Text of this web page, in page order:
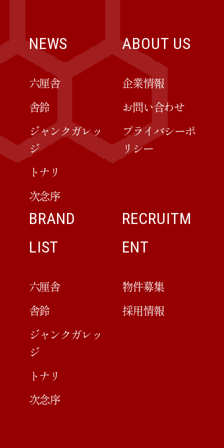
NEWS
六厘舎
舎鈴
ジャンクガレッ
ジ
トナリ
次念序
ABOUT US
企業情報
お問い合わせ
プライバシーポ
リシー
BRAND
LIST
六厘舎
舎鈴
ジャンクガレッ
ジ
トナリ
次念序
RECRUITM
ENT
物件募集
採用情報